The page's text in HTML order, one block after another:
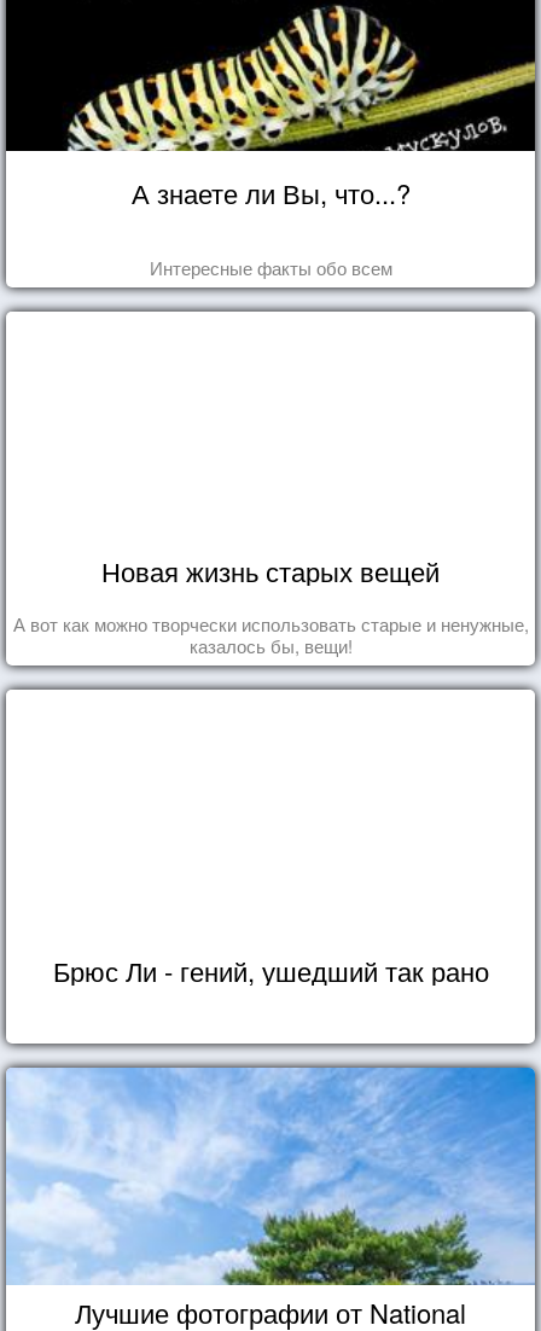
А знаете ли Вы, что...?
Интересные факты обо всем
Новая жизнь старых вещей
А вот как можно творчески использовать старые и ненужные,
казалось бы, вещи!
Брюс Ли - гений, ушедший так рано
Лучшие фотографии от National